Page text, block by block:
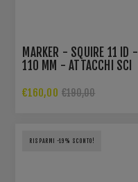
MARKER - SQUIRE 11 ID -
110 MM - ATTACCHI SCI
€160,00 €190,00
RISPARMI -19% SCONTO!